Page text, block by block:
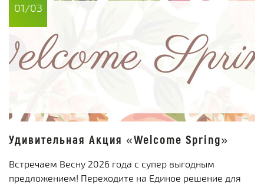
01/03
Удивительная Акция «Welcome Spring»
Встречаем Весну 2026 года с супер выгодным
предложением! Переходите на Единое решение для